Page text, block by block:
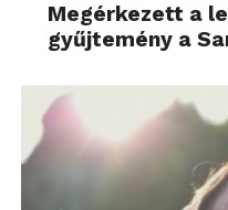
Megérkezett a
gyűjtemény a